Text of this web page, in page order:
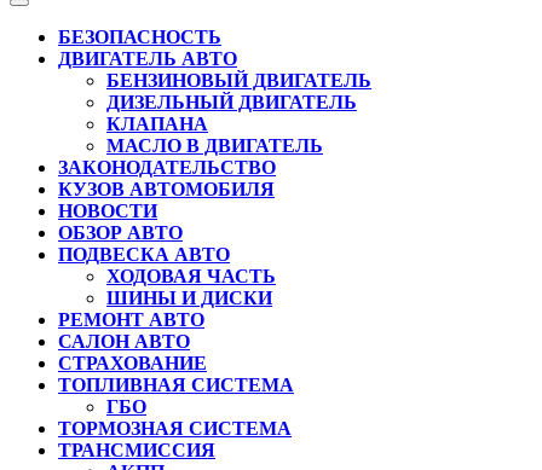
Кнопка
ОткрытьБЕЗОПАСНОСТЬ
ДВИГАТЕЛЬ АВТО
БЕНЗИНОВЫЙ ДВИГАТЕЛЬ
ДИЗЕЛЬНЫЙ ДВИГАТЕЛЬ
КЛАПАНА
МАСЛО В ДВИГАТЕЛЬ
ЗАКОНОДАТЕЛЬСТВО
КУЗОВ АВТОМОБИЛЯ
НОВОСТИ
ОБЗОР АВТО
ПОДВЕСКА АВТО
ХОДОВАЯ ЧАСТЬ
ШИНЫ И ДИСКИ
РЕМОНТ АВТО
САЛОН АВТО
СТРАХОВАНИЕ
ТОПЛИВНАЯ СИСТЕМА
ГБО
ТОРМОЗНАЯ СИСТЕМА
ТРАНСМИССИЯ